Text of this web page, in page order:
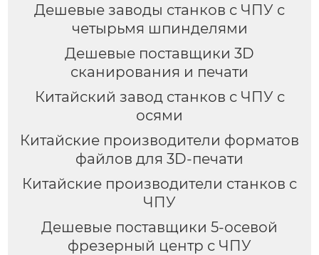
Дешевые заводы станков с ЧПУ с
четырьмя шпинделями
Дешевые поставщики 3D
сканирования и печати
Китайский завод станков с ЧПУ с
осями
Китайские производители форматов
файлов для 3D-печати
Китайские производители станков с
ЧПУ
Дешевые поставщики 5-осевой
фрезерный центр с ЧПУ